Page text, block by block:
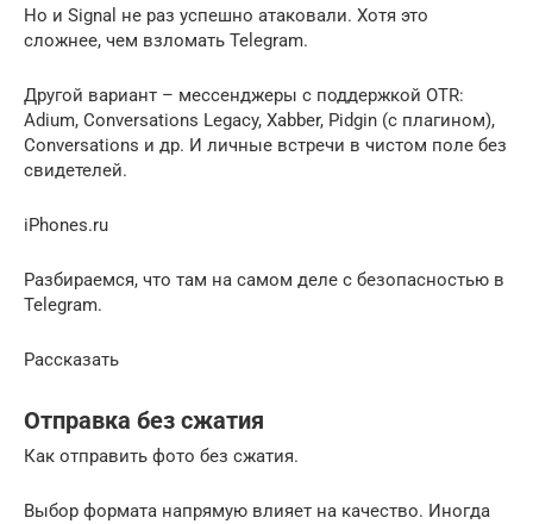
Но и Signal не раз успешно атаковали. Хотя это
сложнее, чем взломать Telegram.
Другой вариант – мессенджеры с поддержкой OTR:
Adium, Conversations Legacy, Xabber, Pidgin (с плагином),
Conversations и др. И личные встречи в чистом поле без
свидетелей.
iPhones.ru
Разбираемся, что там на самом деле с безопасностью в
Telegram.
Рассказать
Отправка без сжатия
Как отправить фото без сжатия.
Выбор формата напрямую влияет на качество. Иногда